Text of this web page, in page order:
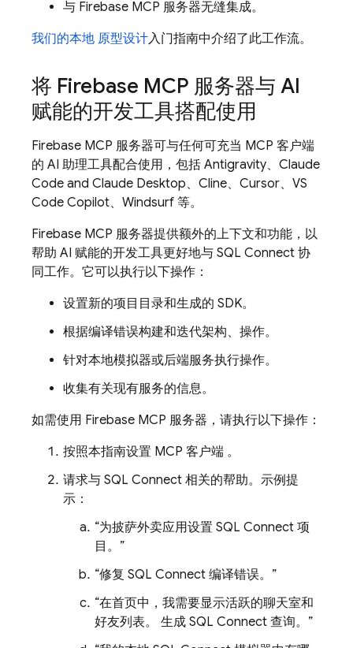
与 Firebase MCP 服务器无缝集成。
我们的本地 原型设计入门指南中介绍了此工作流。
将 Firebase MCP 服务器与 AI
赋能的开发工具搭配使用
Firebase MCP 服务器可与任何可充当 MCP 客户端
的 AI 助理工具配合使用，包括 Antigravity、Claude
Code and Claude Desktop、Cline、Cursor、VS
Code Copilot、Windsurf 等。
Firebase MCP 服务器提供额外的上下文和功能，以
帮助 AI 赋能的开发工具更好地与 SQL Connect 协
同工作。它可以执行以下操作：
设置新的项目目录和生成的 SDK。
根据编译错误构建和迭代架构、操作。
针对本地模拟器或后端服务执行操作。
收集有关现有服务的信息。
如需使用 Firebase MCP 服务器，请执行以下操作：
按照本指南设置 MCP 客户端 。
请求与 SQL Connect 相关的帮助。示例提
示：
“为披萨外卖应用设置 SQL Connect 项
目。”
“修复 SQL Connect 编译错误。”
“在首页中，我需要显示活跃的聊天室和
好友列表。 生成 SQL Connect 查询。”